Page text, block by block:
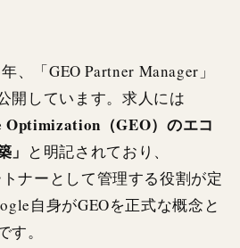
、「GEO Partner Manager」
開しています。求人には
Optimization（GEO）のエコ
と明記されており、
ナーとして管理する役割が定
自身がGEOを正式な概念と
。